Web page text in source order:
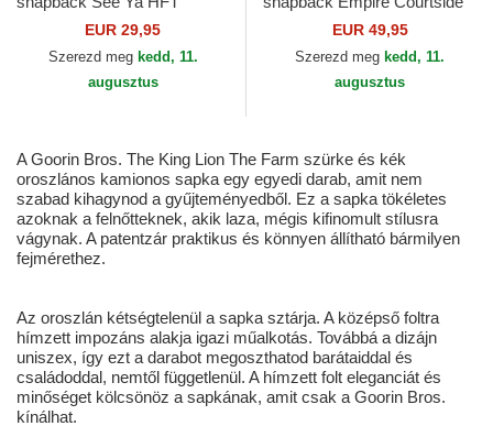
EUR 29,95
Szerezd meg kedd, 11.
augusztus
The Farm Goorin Bros.
EUR 49,95
Szerezd meg kedd, 11.
augusztus
A Goorin Bros. The King Lion The Farm szürke és kék
oroszlános kamionos sapka egy egyedi darab, amit nem
szabad kihagynod a gyűjteményedből. Ez a sapka tökéletes
azoknak a felnőtteknek, akik laza, mégis kifinomult stílusra
vágynak. A patentzár praktikus és könnyen állítható bármilyen
fejmérethez.
Az oroszlán kétségtelenül a sapka sztárja. A középső foltra
hímzett impozáns alakja igazi műalkotás. Továbbá a dizájn
uniszex, így ezt a darabot megoszthatod barátaiddal és
családoddal, nemtől függetlenül. A hímzett folt eleganciát és
minőséget kölcsönöz a sapkának, amit csak a Goorin Bros.
kínálhat.